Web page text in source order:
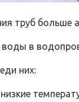
труб больше
воды в
них: